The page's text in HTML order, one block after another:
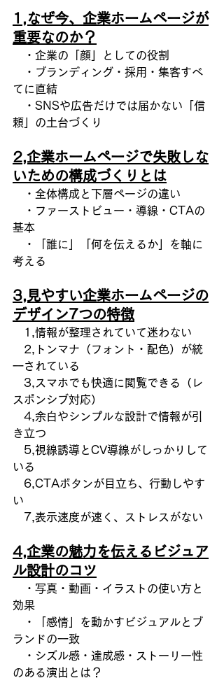
1,なぜ今、企業ホームページが
重要なのか？
・企業の「顔」としての役割
・ブランディング・採用・集客すべ
てに直結
・SNSや広告だけでは届かない「信
頼」の土台づくり
2,企業ホームページで失敗しな
いための構成づくりとは
・全体構成と下層ページの違い
・ファーストビュー・導線・CTAの
基本
・「誰に」「何を伝えるか」を軸に
考える
3,見やすい企業ホームページの
デザイン7つの特徴
1,情報が整理されていて迷わない
2,トンマナ（フォント・配色）が統
一されている
3,スマホでも快適に閲覧できる（レ
スポンシブ対応）
4,余白やシンプルな設計で情報が引
き立つ
5,視線誘導とCV導線がしっかりして
いる
6,CTAボタンが目立ち、行動しやす
い
7,表示速度が速く、ストレスがない
4,企業の魅力を伝えるビジュア
ル設計のコツ
・写真・動画・イラストの使い方と
効果
・「感情」を動かすビジュアルとブ
ランドの一致
・シズル感・達成感・ストーリー性
のある演出とは？